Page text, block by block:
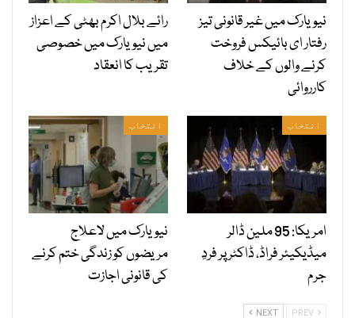
نیویارک میں غیر قانونی تیز
رفتار ای بائیکس فروخت
کرنے والوں کے خلاف
کارروائی
رائے بلال اکرم بھٹی کے اعزاز
میں نیویارک میں خصوصی
تقریب کا انعقاد
انتخاب
امریکا: 95 ملین ڈالر
میڈیکیئر فراڈ، ڈاکٹر پر فردِ
جرم
انتخاب
نیویارک میں لاعلاج
مریضوں کو زندگی ختم کرنے
کی قانونی اجازت
NEXT